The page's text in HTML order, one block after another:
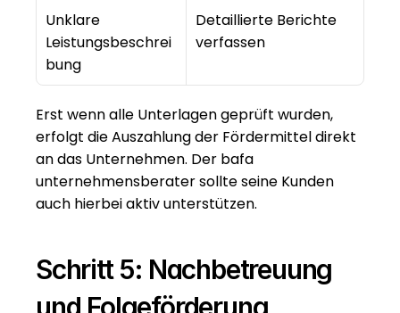
Unklare
Leistungsbeschrei
bung
Detaillierte Berichte
verfassen
Erst wenn alle Unterlagen geprüft wurden,
erfolgt die Auszahlung der Fördermittel direkt
an das Unternehmen. Der bafa
unternehmensberater sollte seine Kunden
auch hierbei aktiv unterstützen.
Schritt 5: Nachbetreuung